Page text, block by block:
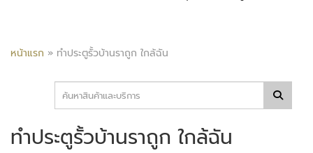
หน้าแรก » ทำประตูรั้วบ้านราถูก ใกล้ฉัน
ทำประตูรั้วบ้านราถูก ใกล้ฉัน